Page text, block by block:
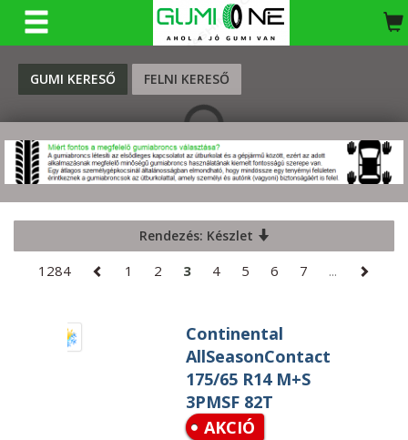
GUMI KERESŐ FELNI KERESŐ
KERESÉS
Rendezés: Készlet
1284 1 2 3 4 5 6 7 ...
Continental
AllSeasonContact
175/65 R14 M+S
3PMSF 82T
AKCIÓ